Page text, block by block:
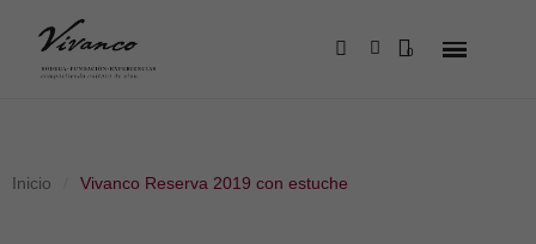
Inicio Vivanco Reserva 2019 con estuche